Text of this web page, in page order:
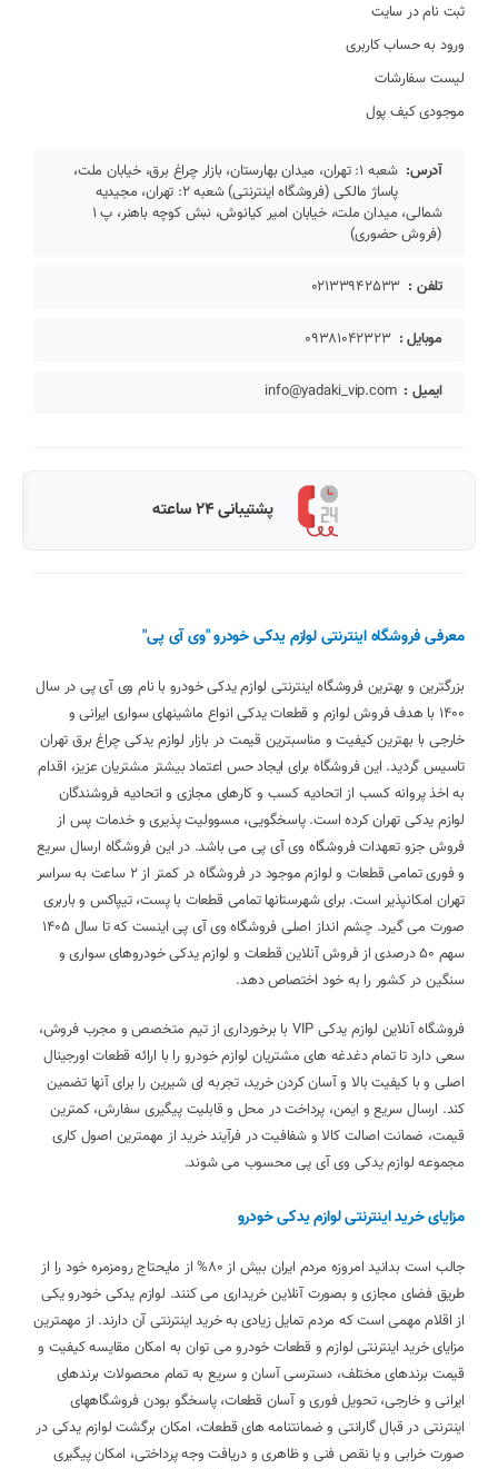
ثبت نام در سایت
ورود به حساب کاربری
لیست سفارشات
موجودی کیف پول
آدرس:
شعبه 1: تهران، میدان بهارستان، بازار چراغ برق، خیابان ملت،
پاساژ مالکی (فروشگاه اینترنتی) شعبه 2: تهران، مجیدیه
شمالی، میدان ملت، خیابان امیر کیانوش، نبش کوچه باهنر، پ 1
(فروش حضوری)
تلفن : 02133942533
موبایل : 09381042323
ایمیل : info@yadaki_vip.com
پشتیبانی 24 ساعته
معرفی فروشگاه اینترنتی لوازم یدکی خودرو "وی آی پی"
بزرگترین و بهترین فروشگاه اینترنتی لوازم یدکی خودرو با نام وی آی پی در سال
1400 با هدف فروش لوازم و قطعات یدکی انواع ماشینهای سواری ایرانی و
خارجی با بهترین کیفیت و مناسبترین قیمت در بازار لوازم یدکی چراغ برق تهران
تاسیس گردید. این فروشگاه برای ایجاد حس اعتماد بیشتر مشتریان عزیز، اقدام
به اخذ پروانه کسب از اتحادیه کسب و کارهای مجازی و اتحادیه فروشندگان
لوازم یدکی تهران کرده است. پاسخگویی، مسوولیت پذیری و خدمات پس از
فروش جزو تعهدات فروشگاه وی آی پی می باشد. در این فروشگاه ارسال سریع
و فوری تمامی قطعات و لوازم موجود در فروشگاه در کمتر از 2 ساعت به سراسر
تهران امکانپذیر است. برای شهرستانها تمامی قطعات با پست، تیپاکس و باربری
صورت می گیرد. چشم انداز اصلی فروشگاه وی آی پی اینست که تا سال 1405
سهم 50 درصدی از فروش آنلاین قطعات و لوازم یدکی خودروهای سواری و
سنگین در کشور را به خود اختصاص دهد.
فروشگاه آنلاین لوازم یدکی VIP با برخورداری از تیم متخصص و مجرب فروش،
سعی دارد تا تمام دغدغه های مشتریان لوازم خودرو را با ارائه قطعات اورجینال
اصلی و با کیفیت بالا و آسان کردن خرید، تجربه ای شیرین را برای آنها تضمین
کند. ارسال سریع و ایمن، پرداخت در محل و قابلیت پیگیری سفارش، کمترین
قیمت، ضمانت اصالت کالا و شفافیت در فرآیند خرید از مهمترین اصول کاری
مجموعه لوازم یدکی وی آی پی محسوب می شوند.
مزایای خرید اینترنتی لوازم یدکی خودرو
جالب است بدانید امروزه مردم ایران بیش از 80% از مایحتاج رومزمره خود را از
طریق فضای مجازی و بصورت آنلاین خریداری می کنند. لوازم یدکی خودرو یکی
از اقلام مهمی است که مردم تمایل زیادی به خرید اینترنتی آن دارند. از مهمترین
مزایای خرید اینترنتی لوازم و قطعات خودرو می توان به امکان مقایسه کیفیت و
قیمت برندهای مختلف، دسترسی آسان و سریع به تمام محصولات برندهای
ایرانی و خارجی، تحویل فوری و آسان قطعات، پاسخگو بودن فروشگاههای
اینترنتی در قبال گارانتی و ضمانتنامه های قطعات، امکان برگشت لوازم یدکی در
صورت خرابی و یا نقص فنی و ظاهری و دریافت وجه پرداختی، امکان پیگیری